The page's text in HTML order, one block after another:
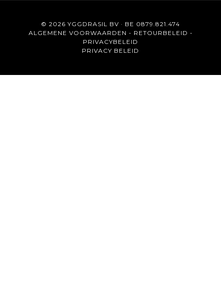
© 2026 YGGDRASIL BV · BE 0879.821.474
ALGEMENE VOORWAARDEN - RETOURBELEID -
PRIVACYBELEID
PRIVACY BELEID